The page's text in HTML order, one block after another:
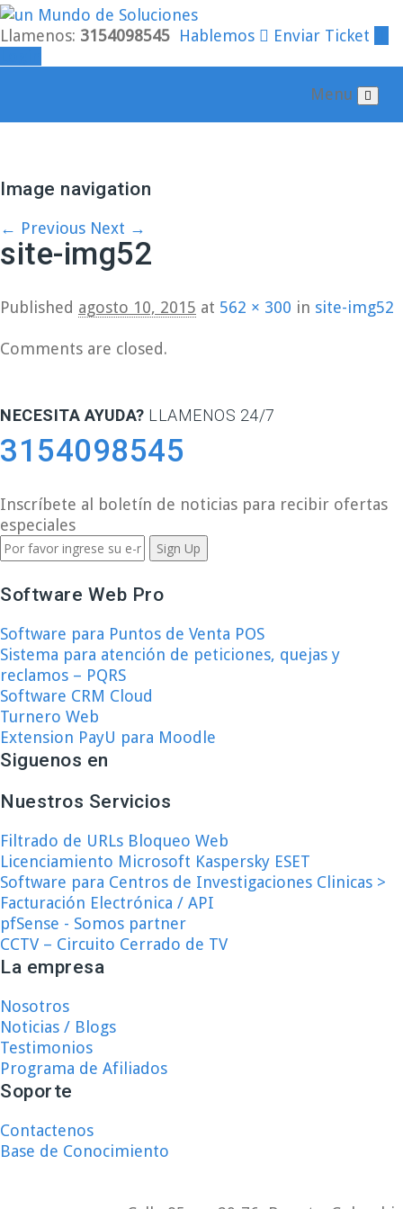
Llamenos: 3154098545 Hablemos
Enviar Ticket
Menu
Image navigation
← Previous Next →
site-img52
Published agosto 10, 2015 at 562 × 300 in site-img52
Comments are closed.
NECESITA AYUDA? LLAMENOS 24/7
3154098545
Inscríbete al boletín de noticias para recibir ofertas
especiales
Software Web Pro
Software para Puntos de Venta POS
Sistema para atención de peticiones, quejas y
reclamos – PQRS
Software CRM Cloud
Turnero Web
Extension PayU para Moodle
Siguenos en
Nuestros Servicios
Filtrado de URLs Bloqueo Web
Licenciamiento Microsoft Kaspersky ESET
Software para Centros de Investigaciones Clinicas >
Facturación Electrónica / API
pfSense - Somos partner
CCTV – Circuito Cerrado de TV
La empresa
Nosotros
Noticias / Blogs
Testimonios
Programa de Afiliados
Soporte
Contactenos
Base de Conocimiento